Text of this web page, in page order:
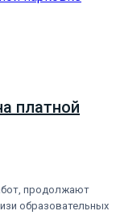
платной
продолжают
образовательных